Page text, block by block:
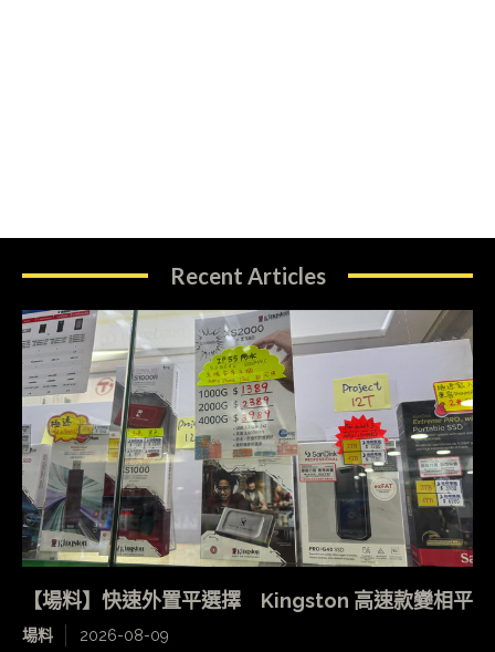
Recent Articles
【場料】快速外置平選擇 Kingston 高速款變相平
場料 2026-08-09